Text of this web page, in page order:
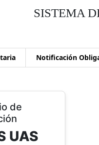
SISTEMA
Notificación
de
UAS